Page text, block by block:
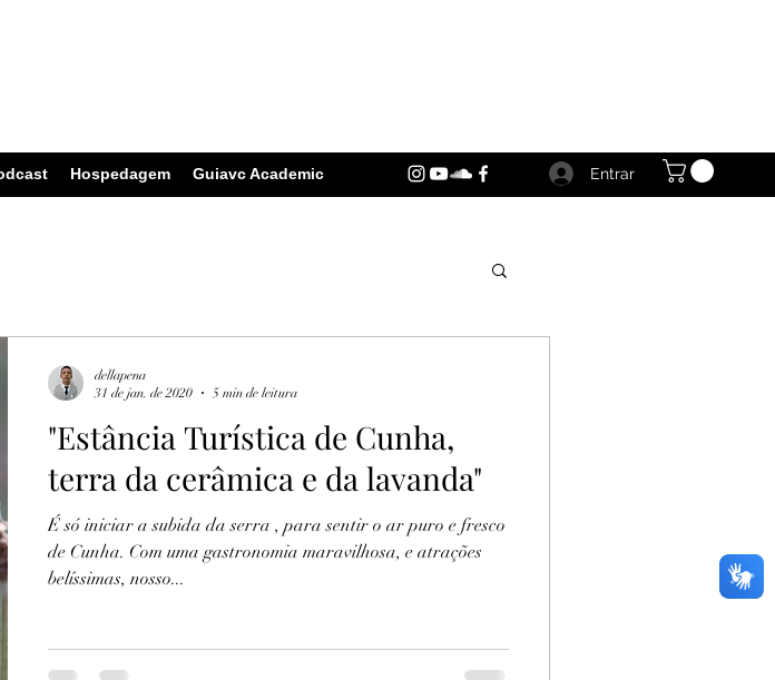
Hospedagem Guiavc Academic Entrar
"Estância Turística de Cunha,
terra da cerâmica e da lavanda"
É só iniciar a subida da serra , para sentir o ar puro e fresco
de Cunha. Com uma gastronomia maravilhosa, e atrações
belíssimas, nosso...
dellapena
31 de jan. de 2020
5 min de leitura